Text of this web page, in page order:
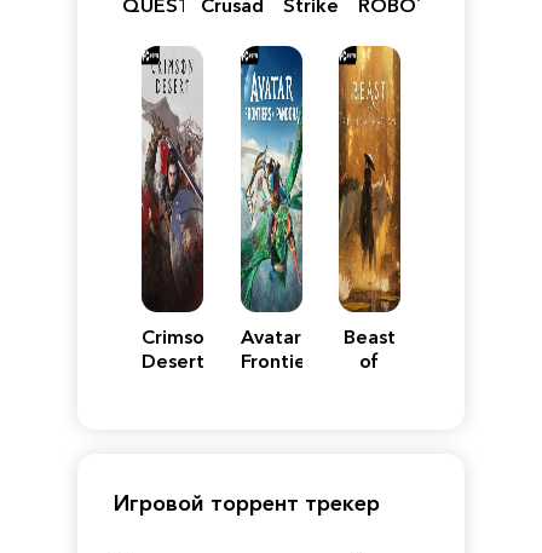
QUEST
Reimagined
Crusader:
Edition
Strike
ROBOT
Y
Crimson
Desert
Avatar:
Frontiers
Beast
of
Игровой торрент трекер